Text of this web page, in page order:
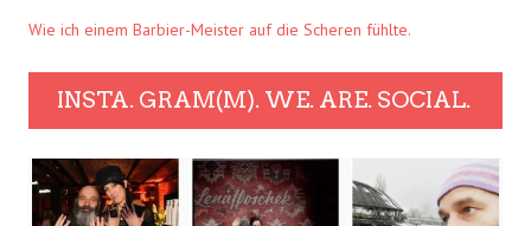
Wie ich einem Barbier-Meister auf die Scheren fühlte.
INSTA. GRAM(M). WE. ARE. SOCIAL.